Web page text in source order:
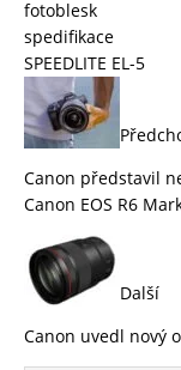
fotoblesk
spedifikace
SPEEDLITE EL-5
Canon představil
Canon EOS R6
Další
Canon uvedl nový